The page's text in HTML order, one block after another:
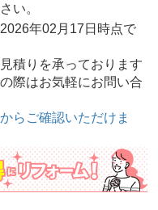
い。
年02月17日時点で
積りを承っております
際はお気軽にお問い合
らご確認いただけま